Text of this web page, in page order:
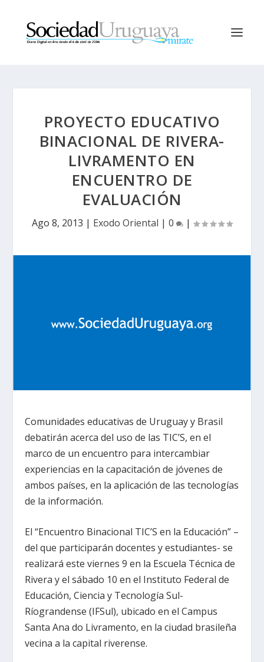
PROYECTO EDUCATIVO
BINACIONAL DE RIVERA-
LIVRAMENTO EN
ENCUENTRO DE
EVALUACIÓN
Ago 8, 2013 | Exodo Oriental | 0 |
Comunidades educativas de Uruguay y Brasil
debatirán acerca del uso de las TIC’S, en el
marco de un encuentro para intercambiar
experiencias en la capacitación de jóvenes de
ambos países, en la aplicación de las tecnologías
de la información.
El “Encuentro Binacional TIC’S en la Educación” –
del que participarán docentes y estudiantes- se
realizará este viernes 9 en la Escuela Técnica de
Rivera y el sábado 10 en el Instituto Federal de
Educación, Ciencia y Tecnología Sul-
Ríograndense (IFSul), ubicado en el Campus
Santa Ana do Livramento, en la ciudad brasileña
vecina a la capital riverense.